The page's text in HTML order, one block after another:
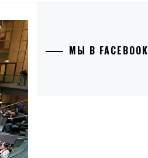
МЫ В FACEBOOK